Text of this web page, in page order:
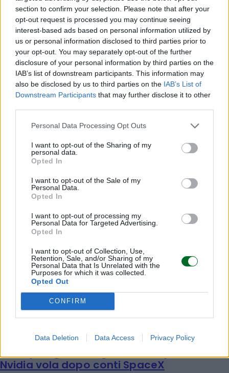
section to confirm your selection. Please note that after your
opt-out request is processed you may continue seeing
interest-based ads based on personal information utilized by
us or personal information disclosed to third parties prior to
your opt-out. You may separately opt-out of the further
disclosure of your personal information by third parties on the
IAB’s list of downstream participants. This information may
also be disclosed by us to third parties on the IAB’s List of
Downstream Participants that may further disclose it to other
Personal Data Processing Opt Outs
I want to opt-out of the Sharing of my
personal data.
Opted In
I want to opt-out of the Sale of my
Personal Data.
Opted In
I want to opt-out of processing my
Personal Data for Targeted Advertising.
Opted In
I want to opt-out of Collection, Use,
Retention, Sale, and/or Sharing of my
Personal Data that Is Unrelated with the
Purposes for which it was collected.
Opted Out
CONFIRM
Data Deletion Data Access Privacy Policy
LEGGI ANCHE
INVESTIMENTI E MERCATI
Fineco, a luglio la raccolta schizza del 45
Emanuela Meucci
INVESTIMENTI E MERCATI
Musk piange, Huang ride. Ecco perché
Nvidia vola dopo conti SpaceX